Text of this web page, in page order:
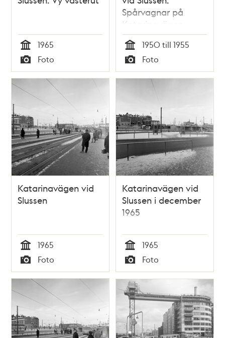
Tid
1965
Typ
Foto
Spårvagnar på
Katarinavägen.
Katarinahissen och
kranar på
Stadsgården
Tid
1950 till 1955
Typ
Foto
Katarinavägen vid
Slussen
Tid
1965
Typ
Foto
Katarinavägen vid
Slussen i december
1965
Tid
1965
Typ
Foto